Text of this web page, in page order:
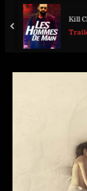
Kill
prev